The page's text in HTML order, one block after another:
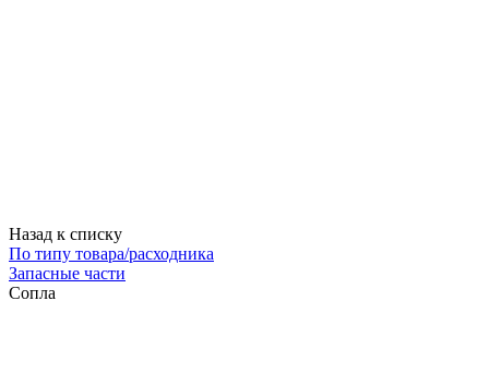
Назад к списку
По типу товара/расходника
Запасные части
Сопла